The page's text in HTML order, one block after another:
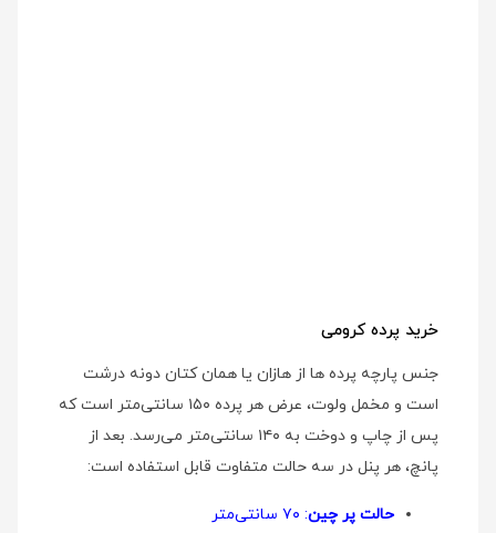
خرید پرده کرومی
جنس پارچه پرده ها از هازان یا همان کتان دونه درشت
است و مخمل ولوت، عرض هر پرده ۱۵۰ سانتی‌متر است که
پس از چاپ و دوخت به ۱۴۰ سانتی‌متر می‌رسد. بعد از
پانچ، هر پنل در سه حالت متفاوت قابل استفاده است:
حالت پر چین: ۷۰ سانتی‌متر